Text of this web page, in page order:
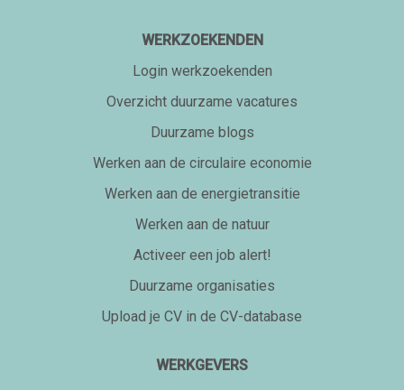
WERKZOEKENDEN
Login werkzoekenden
Overzicht duurzame vacatures
Duurzame blogs
Werken aan de circulaire economie
Werken aan de energietransitie
Werken aan de natuur
Activeer een job alert!
Duurzame organisaties
Upload je CV in de CV-database
WERKGEVERS